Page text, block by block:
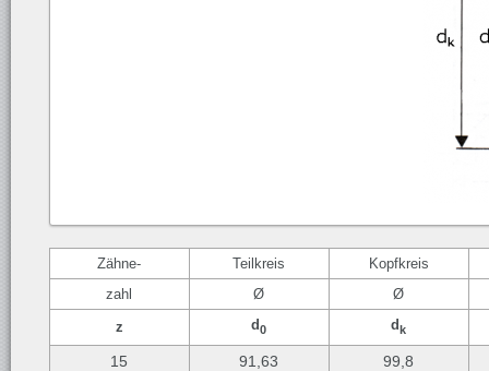
Zähne- Teilkreis
Kopfkreis
zahl
Ø
Ø
z
d0 dk
15 91,63
99,8